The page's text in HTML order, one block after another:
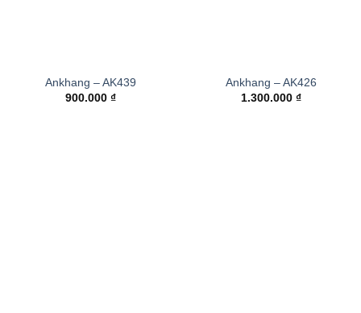
Ankhang – AK439
900.000 ₫
Ankhang – AK426
1.300.000 ₫